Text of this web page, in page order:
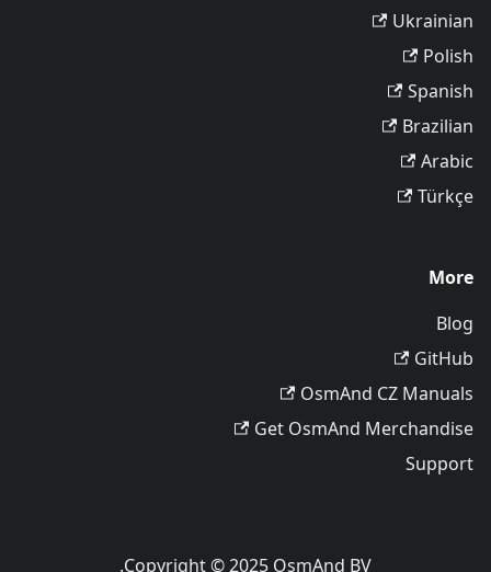
Ukrainian
Polish
Spanish
Brazilian
Arabic
Türkçe
More
Blog
GitHub
OsmAnd CZ Manuals
Get OsmAnd Merchandise
Support
Copyright © 2025 OsmAnd BV.